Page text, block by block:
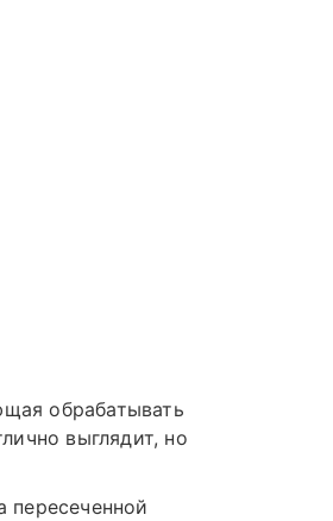
обрабатывать
выглядит, но
пересеченной